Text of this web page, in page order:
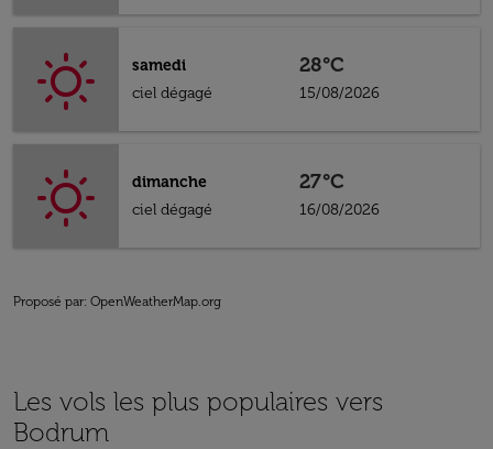
samedi
ciel dégagé
28°C
15/08/2026
dimanche
ciel dégagé
27°C
16/08/2026
Proposé par: OpenWeatherMap.org
Les vols les plus populaires vers
Bodrum